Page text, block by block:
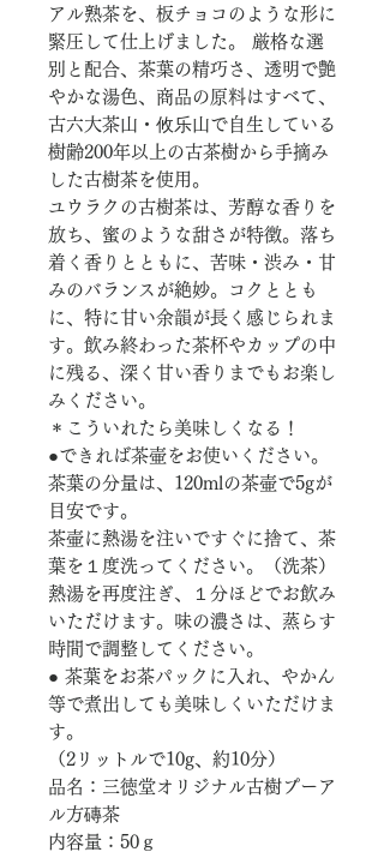
アル熟茶を、板チョコのような形に
緊圧して仕上げました。 厳格な選
別と配合、茶葉の精巧さ、透明で艶
やかな湯色、商品の原料はすべて、
古六大茶山・攸乐山で自生している
樹齢200年以上の古茶樹から手摘み
した古樹茶を使用。
ユウラクの古樹茶は、芳醇な香りを
放ち、蜜のような甜さが特徴。落ち
着く香りとともに、苦味・渋み・甘
みのバランスが絶妙。コクととも
に、特に甘い余韻が長く感じられま
す。飲み終わった茶杯やカップの中
に残る、深く甘い香りまでもお楽し
みください。
＊こういれたら美味しくなる！
●できれば茶壷をお使いください。
茶葉の分量は、120mlの茶壷で5gが
目安です。
茶壷に熱湯を注いですぐに捨て、茶
葉を１度洗ってください。（洗茶）
熱湯を再度注ぎ、１分ほどでお飲み
いただけます。味の濃さは、蒸らす
時間で調整してください。
● 茶葉をお茶パックに入れ、やかん
等で煮出しても美味しくいただけま
す。
（2リットルで10g、約10分）
品名：三徳堂オリジナル古樹プーア
ル方磚茶
内容量：50ｇ